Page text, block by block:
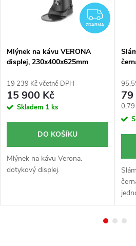
m
a
v
y
b
a
ZDARMA
Mlýnek na kávu VERONA
displej, 230x400x625mm
19 239 Kč včetně DPH
15 900 Kč
Skladem 1 ks
DO KOŠÍKU
Mlýnek na kávu Verona.
dotykový displej.
79
cena:
0,79